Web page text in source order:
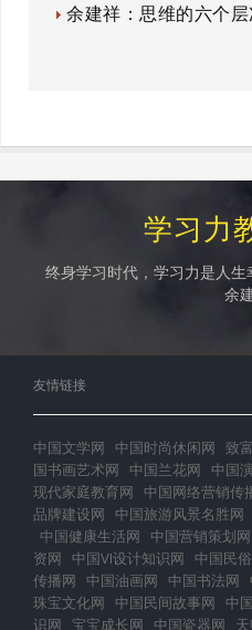
余建祥：思维的六个
学习力
终身学习时代，学习力是人
余
友情链接
中国文学网 中国时尚休闲网 致
国书画艺术网
中国兰花网 中国
现代家庭教育网
中国网络营销传
品牌建设网
中国旅游风景名胜网
中国健康生活网
中国营销策划网
资网
中国VI设计知识网 中国民
传播网
中国油画网 中国书法网
珠宝文化网
中国民间故事网 中
识网 宝宝成长网 中国瓷器网